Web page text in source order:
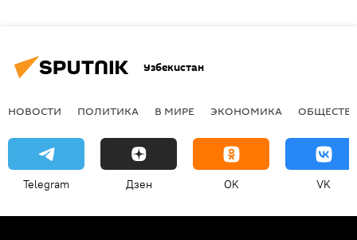
Узбекистан
НОВОСТИ ПОЛИТИКА В МИРЕ ЭКОНОМИКА
Telegram Дзен OK VK